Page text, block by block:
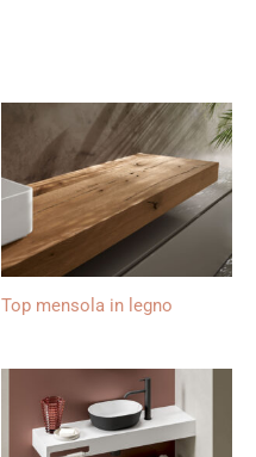
Top mensola in legno